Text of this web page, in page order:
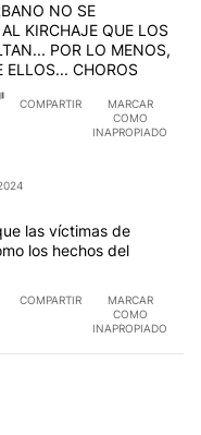
NO SE
KIRCHAJE QUE LOS
POR LO MENOS,
ELLOS... CHOROS
COMPARTIR
MARCAR
COMO
INAPROPIADO
las víctimas de
los hechos del
COMPARTIR
MARCAR
COMO
INAPROPIADO